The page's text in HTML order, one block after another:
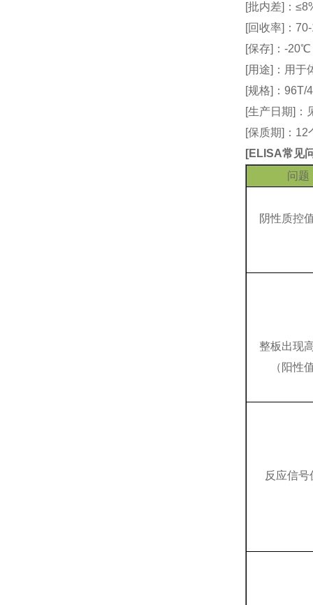
[批内差]：
[回收率]：
[保存]：-
[用途]：用于
[规格]：96T/
[生产日期]：
[保质期]：
[ELISA常见
问题
阴性质控
整板出现
（阳性
反应信号